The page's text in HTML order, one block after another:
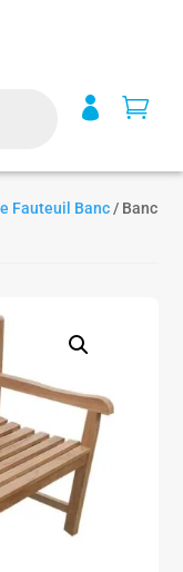
 
Fauteuil Banc / Banc